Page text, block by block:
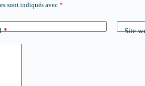
sont indiqués avec *
* Site